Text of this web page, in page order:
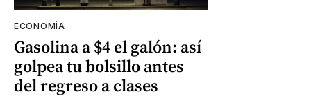
ECONOMÍA
Gasolina a $4 el galón: así
golpea tu bolsillo antes
del regreso a clases